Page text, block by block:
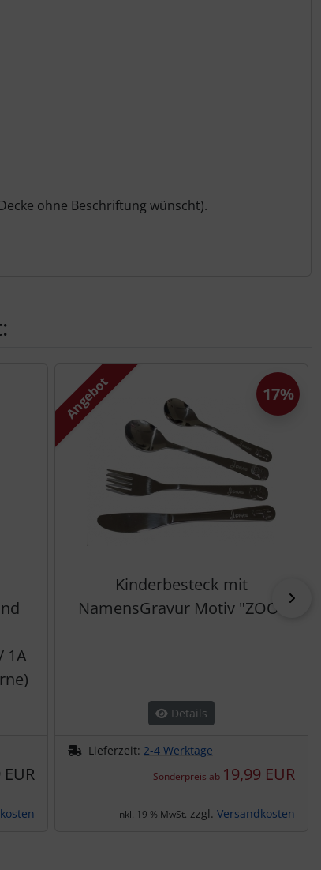
ohne Beschriftung wünscht).
1A
Angebot
Kinderbesteck mit
NamensGravur Motiv "ZOO"
Details
Lieferzeit: 2-4 Werktage
Sonderpreis ab 19,99 EUR
17%
inkl. 19 % MwSt. zzgl. Versandkosten